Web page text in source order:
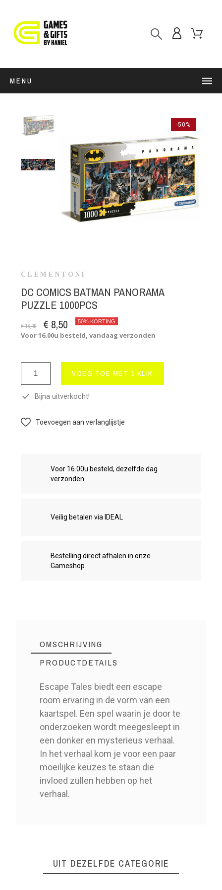
MENU
-50%
CLEMENTONI
DC COMICS BATMAN PANORAMA
PUZZLE 1000PCS
€ 16,99 € 8,50 50% KORTING
Voor 16.00u besteld, vandaag verzonden
VOEG TOE MET 1 KLIK
Bijna uitverkocht!
Toevoegen aan verlanglijstje
Voor 16.00u besteld, dezelfde dag
verzonden
Veilig betalen via IDEAL
Bestelling direct afhalen in onze
Gameshop
OMSCHRIJVING
PRODUCTDETAILS
Escape Tales biedt een escape
room ervaring in de vorm van een
kaartspel. Een spel waarin je door te
onderzoeken wordt meegesleept in
een donker en mysterieus verhaal.
In het verhaal kom je voor een paar
moeilijke keuzes te staan die
invloed zullen hebben op het
verhaal.
Op voorraad
UIT DEZELFDE CATEGORIE